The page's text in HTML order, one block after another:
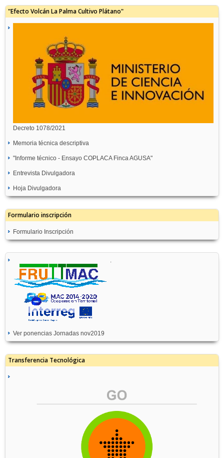
"Efecto Volcán La Palma Cultivo Plátano"
Decreto 1078/2021
Memoria técnica descriptiva
"Informe técnico - Ensayo COPLACA Finca AGUSA"
Entrevista Divulgadora
Hoja Divulgadora
Formulario inscripción
Formulario Inscripción
.
Ver ponencias Jornadas nov2019
Transferencia Tecnológica